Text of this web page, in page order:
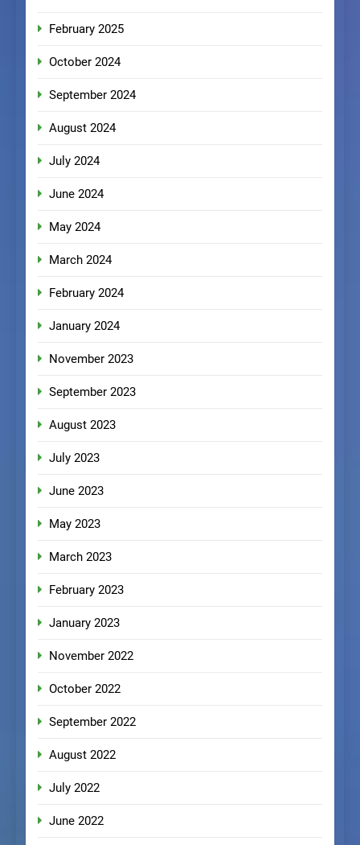
February 2025
October 2024
September 2024
August 2024
July 2024
June 2024
May 2024
March 2024
February 2024
January 2024
November 2023
September 2023
August 2023
July 2023
June 2023
May 2023
March 2023
February 2023
January 2023
November 2022
October 2022
September 2022
August 2022
July 2022
June 2022